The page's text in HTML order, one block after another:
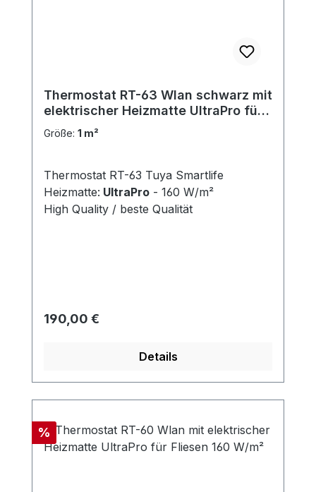
Thermostat RT-63 Wlan schwarz mit
elektrischer Heizmatte UltraPro für
Fliesen 160 W/m²
Größe: 1 m²
Thermostat RT-63 Tuya Smartlife
Heizmatte: UltraPro - 160 W/m²
High Quality / beste Qualität
Regulärer Preis:
190,00 €
Details
Rabatt
%